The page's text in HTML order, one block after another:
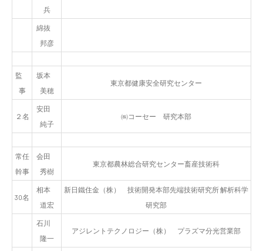
兵
綿抜
邦彦
監
事
坂本
美穂
東京都健康安全研究センター
２名
安田
純子
㈱コーセー 研究本部
常任
幹事
会田
秀樹
東京都農林総合研究センター畜産技術科
30名
相本
道宏
新日鐵住金（株） 技術開発本部先端技術研究所 解析科学
研究部
石川
隆一
アジレントテクノロジー（株） プラズマ分光営業部